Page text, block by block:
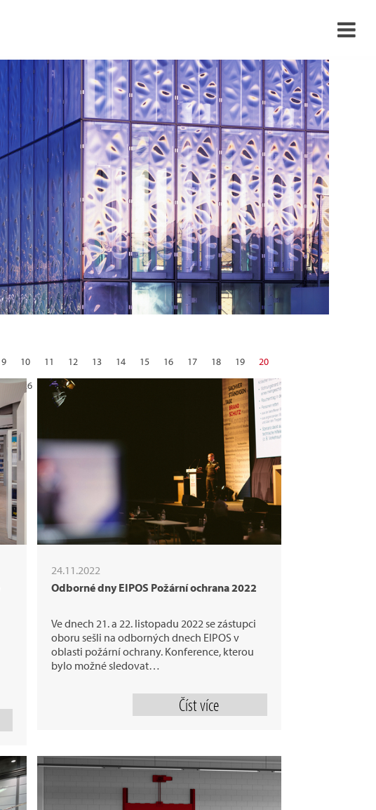
›
›
›
›
9 10 11 12 13 14 15 16 17 18 19
20
25 26 27 28
24.11.2022
Odborné dny EIPOS Požární ochrana 2022
Ve dnech 21. a 22. listopadu 2022 se zástupci
oboru sešli na odborných dnech EIPOS v
oblasti požární ochrany. Konference, kterou
bylo možné sledovat…
Číst více